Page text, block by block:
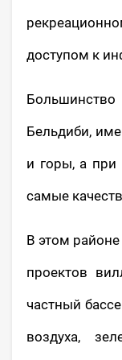
доступом к
Бельдиби,
и горы, а при
самые
В этом
проектов
частный
воздуха,